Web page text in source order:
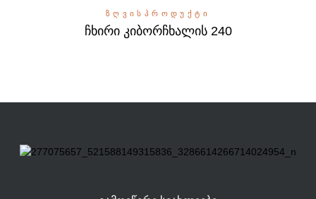
ᲖᲦᲕᲘᲡᲞᲠᲝᲓᲣᲥᲢᲘ
ჩხირი კიბორჩხალის 240